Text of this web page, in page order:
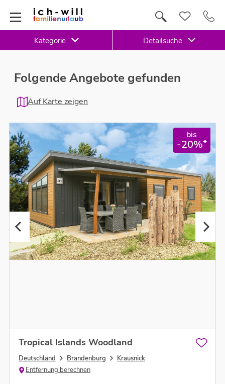
Kategorie Detailsuche
Folgende Angebote gefunden
Auf Karte zeigen
bis
-20%*
Tropical Islands Woodland
Deutschland Brandenburg
Krausnick
Entfernung berechnen